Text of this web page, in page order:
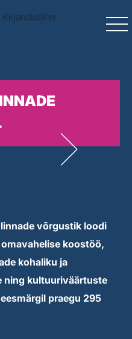
võrgustik loodi
koostöö,
kohaliku ja
ning kultuuriväärtuste
praegu 295